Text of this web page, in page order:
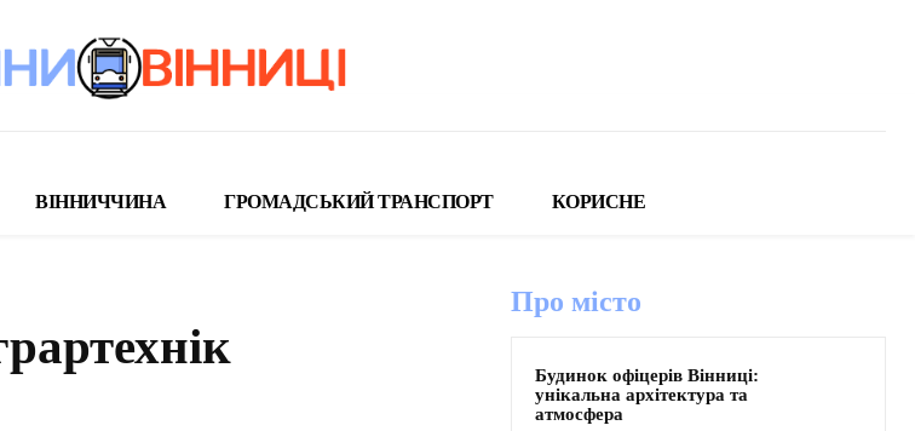
ВІННИЧЧИНА ГРОМАДСЬКИЙ ТРАНСПОРТ КОРИСНЕ
Про місто
Будинок офіцерів Вінниці:
унікальна архітектура та
атмосфера